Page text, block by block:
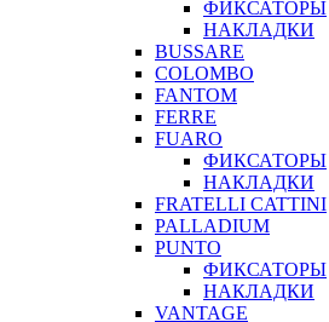
ФИКСАТОРЫ
НАКЛАДКИ
BUSSARE
COLOMBO
FANTOM
FERRE
FUARO
ФИКСАТОРЫ
НАКЛАДКИ
FRATELLI CATTINI
PALLADIUM
PUNTO
ФИКСАТОРЫ
НАКЛАДКИ
VANTAGE